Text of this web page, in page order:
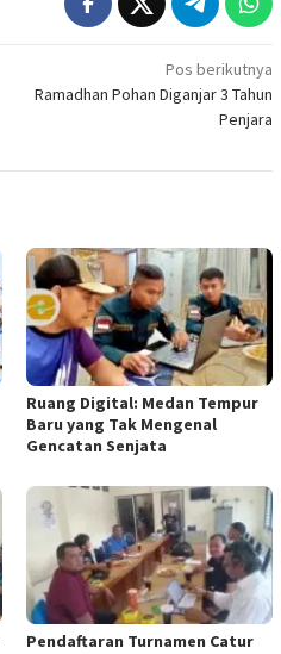
Pos berikutnya
Ramadhan Pohan Diganjar 3 Tahun
Penjara
Ruang Digital: Medan Tempur
Baru yang Tak Mengenal
Gencatan Senjata
Pendaftaran Turnamen Catur